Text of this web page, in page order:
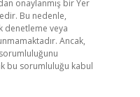
onaylanmış bir Yer
Bu nedenle,
denetleme veya
Ancak,
bu sorumluluğu kabul